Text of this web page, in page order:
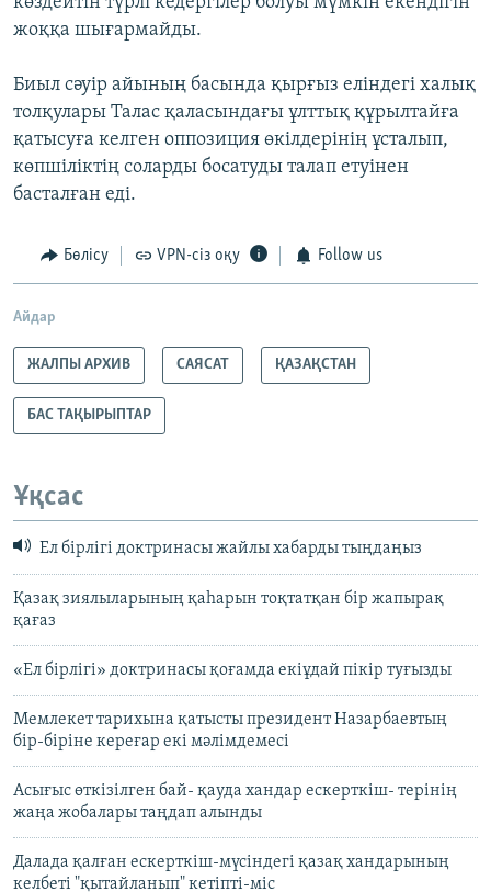
жоққа шығармайды.
Биыл сәуір айының басында қырғыз еліндегі халық
толқулары Талас қаласындағы ұлттық құрылтайға
қатысуға келген оппозиция өкілдерінің ұсталып,
көпшіліктің соларды босатуды талап етуінен
басталған еді.
Бөлісу VPN-сіз оқу Follow us
Айдар
ЖАЛПЫ АРХИВ САЯСАТ ҚАЗАҚСТАН
БАС ТАҚЫРЫПТАР
Ұқсас
Ел бірлігі доктринасы жайлы хабарды тыңдаңыз
Қазақ зиялыларының қаһарын тоқтатқан бір жапырақ
қағаз
«Ел бірлігі» доктринасы қоғамда екіұдай пікір туғызды
Мемлекет тарихына қатысты президент Назарбаевтың
бір-біріне кереғар екі мәлімдемесі
Асығыс өткізілген бай- қауда хандар ескерткіш- терінің
жаңа жобалары таңдап алынды
Далада қалған ескерткіш-мүсіндегі қазақ хандарының
келбеті "қытайланып" кетіпті-міс